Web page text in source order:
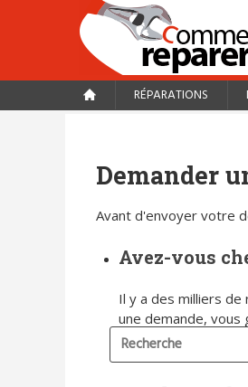
RÉPARATIONS
Demander
Avant d'envoyer votre
Avez-vous
Il y a des milliers
une demande, vous